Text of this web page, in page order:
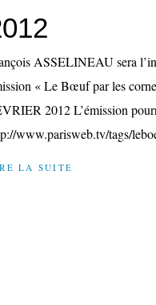
ASSELINEAU sera
« Le Bœuf par les
2012 L’émission
www.parisweb.tv/tags/
LA SUITE